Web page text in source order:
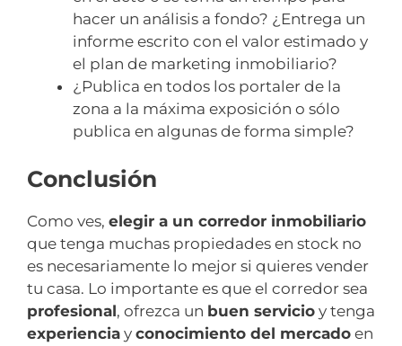
hacer un análisis a fondo? ¿Entrega un
informe escrito con el valor estimado y
el plan de marketing inmobiliario?
¿Publica en todos los portaler de la
zona a la máxima exposición o sólo
publica en algunas de forma simple?
Conclusión
Como ves, elegir a un corredor inmobiliario
que tenga muchas propiedades en stock no
es necesariamente lo mejor si quieres vender
tu casa. Lo importante es que el corredor sea
profesional, ofrezca un buen servicio y tenga
experiencia y conocimiento del mercado en